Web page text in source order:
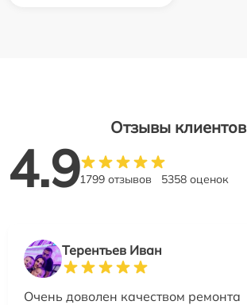
Отзывы клиентов
4.91799 отзывов 5358 оценок
Терентьев Иван
Очень доволен качеством ремонта